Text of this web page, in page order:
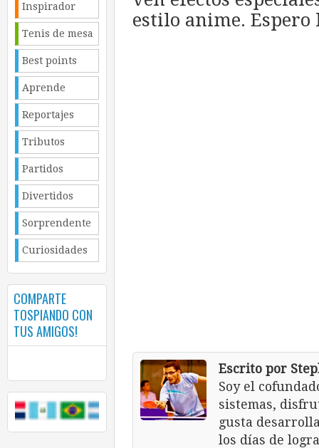
Inspirador
Tenis de mesa
Best points
Aprende
Reportajes
Tributos
Partidos
Divertidos
Sorprendente
Curiosidades
COMPARTE
TOSPIANDO CON
TUS AMIGOS!
estilo anime.
Escrito por
Soy el
sistemas,
gusta
los días de